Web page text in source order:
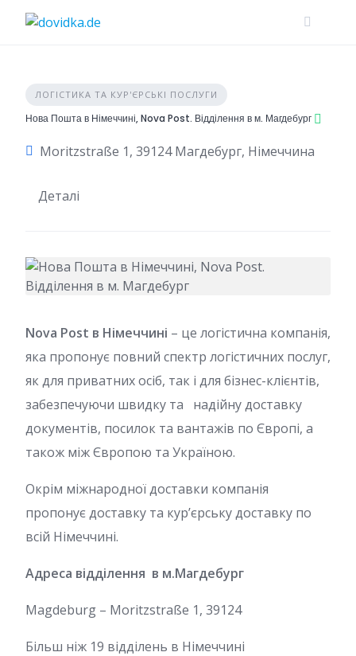
ЛОГІСТИКА ТА КУР'ЄРСЬКІ ПОСЛУГИ
Нова Пошта в Німеччині, Nova Post. Відділення в м. Магдебург
Moritzstraße 1, 39124 Магдебург, Німеччина
Деталі
Nova Post в Німеччині – це логістична компанія,
яка пропонує повний спектр логістичних послуг,
як для приватних осіб, так і для бізнес-клієнтів,
забезпечуючи швидку та надійну доставку
документів, посилок та вантажів по Європі, а
також між Європою та Україною.
Окрім міжнародної доставки компанія
пропонує доставку та кур’єрську доставку по
всій Німеччині.
Адреса відділення в м.Магдебург
Magdeburg – Moritzstraße 1, 39124
Більш ніж 19 відділень в Німеччині